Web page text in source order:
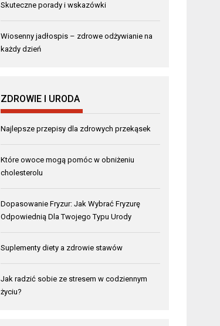
Skuteczne porady i wskazówki
Wiosenny jadłospis – zdrowe odżywianie na
każdy dzień
ZDROWIE I URODA
Najlepsze przepisy dla zdrowych przekąsek
Które owoce mogą pomóc w obniżeniu
cholesterolu
Dopasowanie Fryzur: Jak Wybrać Fryzurę
Odpowiednią Dla Twojego Typu Urody
Suplementy diety a zdrowie stawów
Jak radzić sobie ze stresem w codziennym
życiu?